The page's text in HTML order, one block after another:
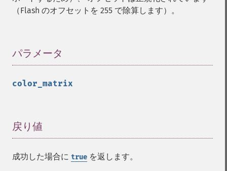
（Flash のオフセットを 255 で除算します）。
パラメータ
color_matrix
戻り値
成功した場合に true を返します。